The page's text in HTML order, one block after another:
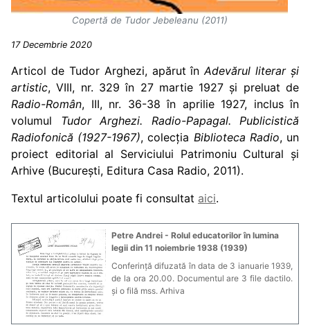
Copertă de Tudor Jebeleanu (2011)
17 Decembrie 2020
Articol de Tudor Arghezi, apărut înAdevărul literar și
artistic, VIII, nr. 329 în 27 martie 1927 și preluat de
Radio-Român, III, nr. 36-38 în aprilie 1927, inclus în
volumul Tudor Arghezi. Radio-Papagal. Publicistică
Radiofonică (1927-1967), colecția Biblioteca Radio, un
proiect editorial al Serviciului Patrimoniu Cultural și
Arhive (București, Editura Casa Radio, 2011).
Textul articolului poate fi consultat aici.
Petre Andrei - Rolul educatorilor în lumina
legii din 11 noiembrie 1938 (1939)
Conferință difuzată în data de 3 ianuarie 1939,
de la ora 20.00. Documentul are 3 file dactilo.
și o filă mss. Arhiva